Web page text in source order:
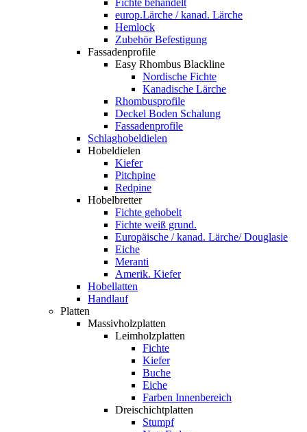
europ.Lärche / kanad. Lärche
Hemlock
Zubehör Befestigung
Fassadenprofile
Easy Rhombus Blackline
Nordische Fichte
Kanadische Lärche
Rhombusprofile
Deckel Boden Schalung
Fassadenprofile
Schlaghobeldielen
Hobeldielen
Kiefer
Pitchpine
Redpine
Hobelbretter
Fichte gehobelt
Fichte weiß grund.
Europäische / kanad. Lärche/ Douglasie
Eiche
Meranti
Amerik. Kiefer
Hobellatten
Handlauf
Platten
Massivholzplatten
Leimholzplatten
Fichte
Kiefer
Buche
Eiche
Farben Innenbereich
Dreischichtplatten
Stumpf